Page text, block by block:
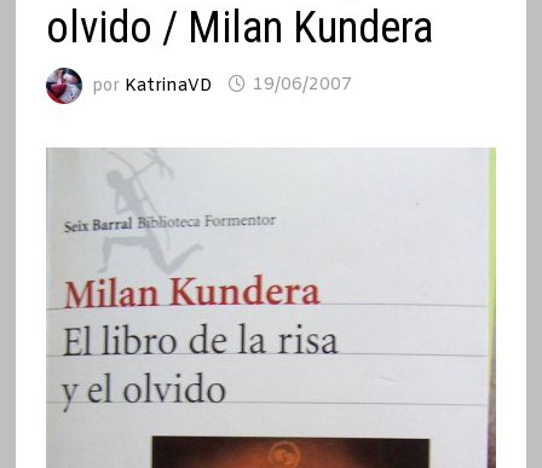
olvido / Milan Kundera
por KatrinaVD 19/06/2007